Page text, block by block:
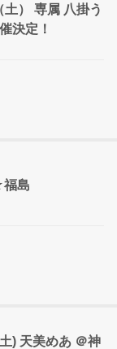
土） 専属 八掛う
決定！
福島
) 天美めあ ＠神